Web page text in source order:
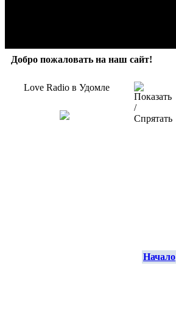
Добро пожаловать на наш сайт!
Love Radio в Удомле
Начало